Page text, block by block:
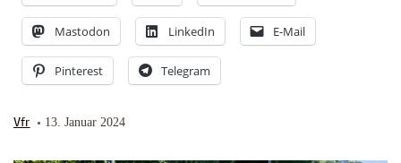
Mastodon LinkedIn E-Mail
Pinterest Telegram
Vfr 13. Januar 2024